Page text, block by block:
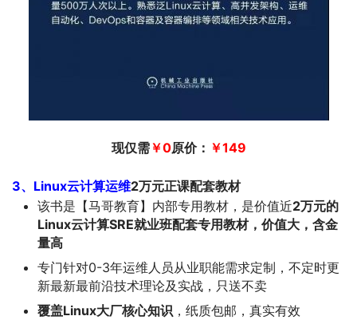
现仅需￥0原价： ￥149
3、Linux云计算运维2万元正课配套教材
该书是【马哥教育】内部专用教材，是价值近2万元的
Linux云计算SRE就业班配套专用教材，价值大，含金
量高
专门针对0-3年运维人员从业职能需求定制，不定时更
新最新最前沿技术理论及实战，只送不卖
覆盖Linux大厂核心知识 ，纸质包邮，真实有效